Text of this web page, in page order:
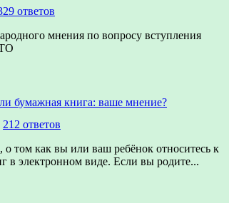
ответов
мнения по вопросу вступления
бумажная книга: ваше мнение?
212 ответов
о том как вы или ваш ребёнок относитесь к
в электронном виде. Если вы родите...